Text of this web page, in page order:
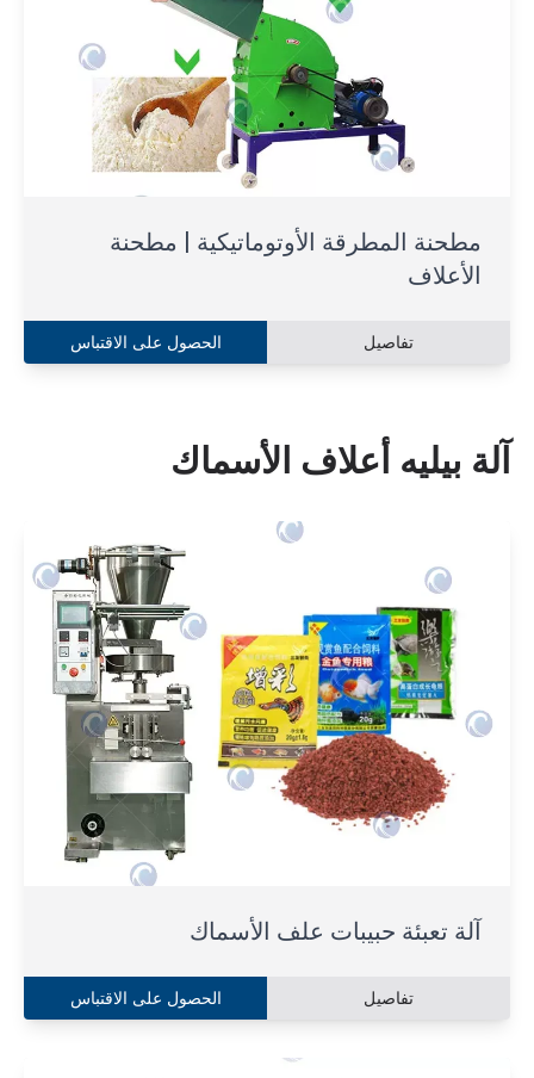
مطحنة المطرقة الأوتوماتيكية | مطحنة
الأعلاف
تفاصيل الحصول على الاقتباس
آلة بيليه أعلاف الأسماك
آلة تعبئة حبيبات علف الأسماك
تفاصيل الحصول على الاقتباس